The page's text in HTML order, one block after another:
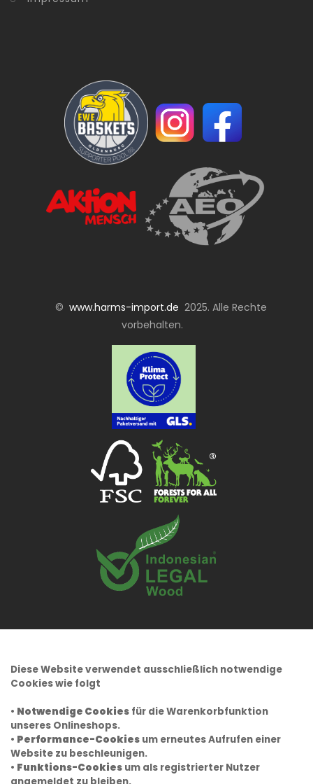
© www.harms-import.de 2025. Alle Rechte
vorbehalten.
Diese Website verwendet ausschließlich notwendige
Cookies wie folgt
• Notwendige Cookies für die Warenkorbfunktion
unseres Onlineshops.
• Performance-Cookies um erneutes Aufrufen einer
Website zu beschleunigen.
• Funktions-Cookies um als registrierter Nutzer